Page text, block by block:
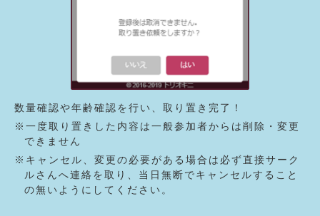
数量確認や年齢確認を行い、取り置き完了！
※一度取り置きした内容は一般参加者からは削除・変更
できません
※キャンセル、変更の必要がある場合は必ず直接サーク
ルさんへ連絡を取り、当日無断でキャンセルすること
の無いようにしてください。